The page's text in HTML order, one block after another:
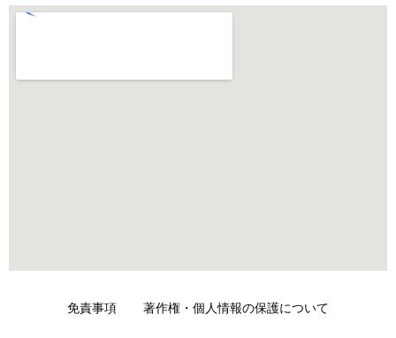
免責事項 著作権・個人情報の保護について